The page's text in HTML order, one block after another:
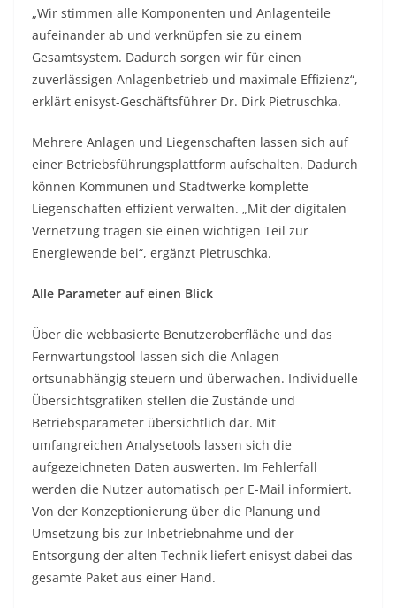
„Wir stimmen alle Komponenten und Anlagenteile
aufeinander ab und verknüpfen sie zu einem
Gesamtsystem. Dadurch sorgen wir für einen
zuverlässigen Anlagenbetrieb und maximale Effizienz“,
erklärt enisyst-Geschäftsführer Dr. Dirk Pietruschka.
Mehrere Anlagen und Liegenschaften lassen sich auf
einer Betriebsführungsplattform aufschalten. Dadurch
können Kommunen und Stadtwerke komplette
Liegenschaften effizient verwalten. „Mit der digitalen
Vernetzung tragen sie einen wichtigen Teil zur
Energiewende bei“, ergänzt Pietruschka.
Alle Parameter auf einen Blick
Über die webbasierte Benutzeroberfläche und das
Fernwartungstool lassen sich die Anlagen
ortsunabhängig steuern und überwachen. Individuelle
Übersichtsgrafiken stellen die Zustände und
Betriebsparameter übersichtlich dar. Mit
umfangreichen Analysetools lassen sich die
aufgezeichneten Daten auswerten. Im Fehlerfall
werden die Nutzer automatisch per E-Mail informiert.
Von der Konzeptionierung über die Planung und
Umsetzung bis zur Inbetriebnahme und der
Entsorgung der alten Technik liefert enisyst dabei das
gesamte Paket aus einer Hand.